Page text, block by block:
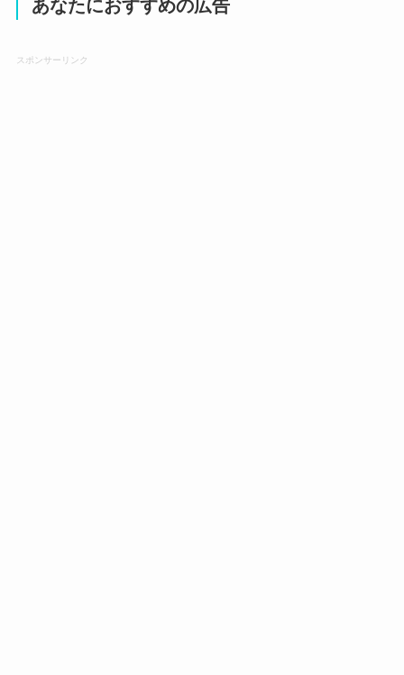
あなたにおすすめの広告
スポンサーリンク